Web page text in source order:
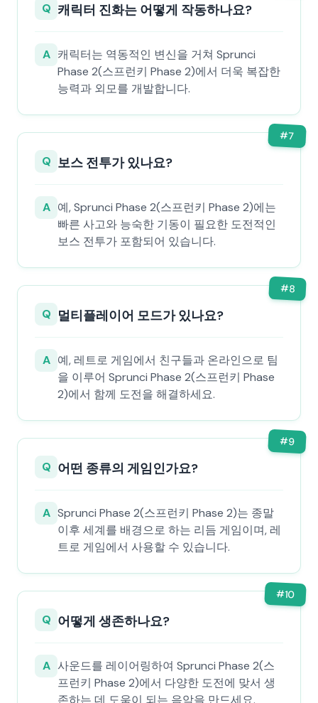
Q 캐릭터 진화는 어떻게 작동하나요?
A 캐릭터는 역동적인 변신을 거쳐 Sprunci
Phase 2(스프런키 Phase 2)에서 더욱 복잡한
능력과 외모를 개발합니다.
#7
Q 보스 전투가 있나요?
A 예, Sprunci Phase 2(스프런키 Phase 2)에는
빠른 사고와 능숙한 기동이 필요한 도전적인
보스 전투가 포함되어 있습니다.
#8
Q 멀티플레이어 모드가 있나요?
A 예, 레트로 게임에서 친구들과 온라인으로 팀
을 이루어 Sprunci Phase 2(스프런키 Phase
2)에서 함께 도전을 해결하세요.
#9
Q 어떤 종류의 게임인가요?
A Sprunci Phase 2(스프런키 Phase 2)는 종말
이후 세계를 배경으로 하는 리듬 게임이며, 레
트로 게임에서 사용할 수 있습니다.
#10
Q 어떻게 생존하나요?
A 사운드를 레이어링하여 Sprunci Phase 2(스
프런키 Phase 2)에서 다양한 도전에 맞서 생
존하는 데 도움이 되는 음악을 만드세요.